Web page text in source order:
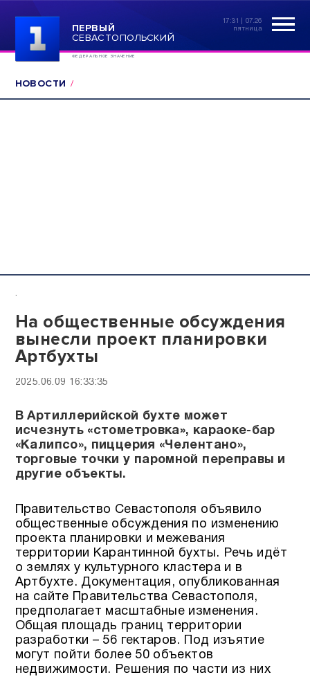
ПЕРВЫЙ
СЕВАСТОПОЛЬСКИЙ
ФЕДЕРАЛЬНОЕ ЗНАЧЕНИЕ
17:31 | 07.26
пятница
НОВОСТИ
.
На общественные обсуждения
вынесли проект планировки
Артбухты
2025.06.09 16:33:35
В Артиллерийской бухте может
исчезнуть «стометровка», караоке-бар
«Калипсо», пиццерия «Челентано»,
торговые точки у паромной переправы и
другие объекты.
Правительство Севастополя объявило
общественные обсуждения по изменению
проекта планировки и межевания
территории Карантинной бухты. Речь идёт
о землях у культурного кластера и в
Артбухте. Документация, опубликованная
на сайте Правительства Севастополя,
предполагает масштабные изменения.
Общая площадь границ территории
разработки – 56 гектаров. Под изъятие
могут пойти более 50 объектов
недвижимости. Решения по части из них